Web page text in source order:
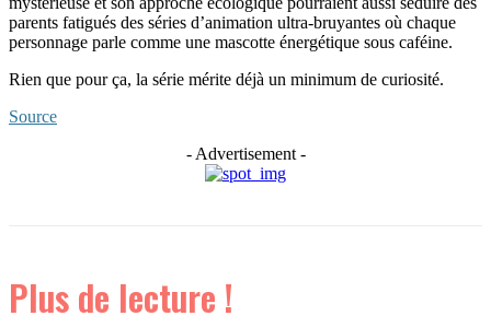
parents fatigués des séries d’animation ultra-bruyantes où chaque
personnage parle comme une mascotte énergétique sous caféine.
Rien que pour ça, la série mérite déjà un minimum de curiosité.
Source
- Advertisement -
Plus de lecture !